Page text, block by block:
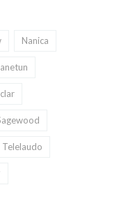
Nanica
Telelaudo